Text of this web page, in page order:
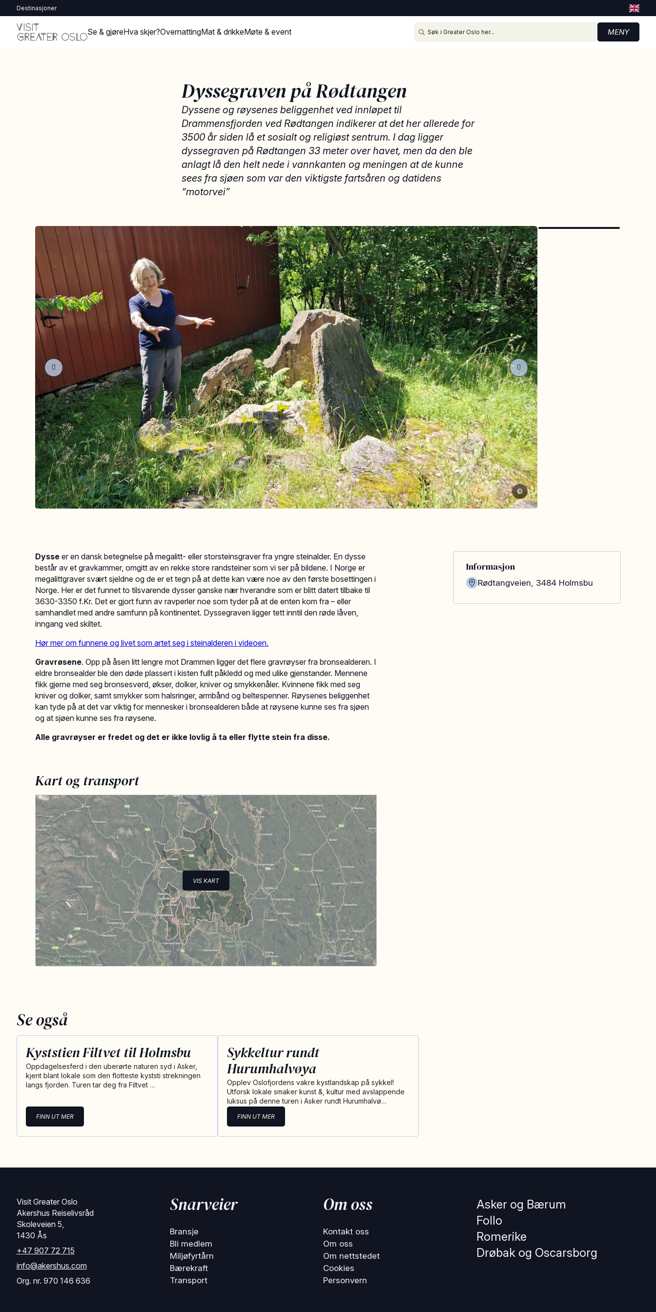
Destinasjoner
Se & gjøreHva skjer?OvernattingMat & drikkeMøte & event MENY
Dyssegraven på Rødtangen
Dyssene og røysenes beliggenhet ved innløpet til
Drammensfjorden ved Rødtangen indikerer at det her allerede for
3500 år siden lå et sosialt og religiøst sentrum. I dag ligger
dyssegraven på Rødtangen 33 meter over havet, men da den ble
anlagt lå den helt nede i vannkanten og meningen at de kunne
sees fra sjøen som var den viktigste fartsåren og datidens
“motorvei”
©
Dysse er en dansk betegnelse på megalitt- eller storsteinsgraver fra yngre steinalder. En dysse
består av et gravkammer, omgitt av en rekke store randsteiner som vi ser på bildene. I Norge er
megalittgraver svært sjeldne og de er et tegn på at dette kan være noe av den første bosettingen i
Norge. Her er det funnet to tilsvarende dysser ganske nær hverandre som er blitt datert tilbake til
3630-3350 f.Kr. Det er gjort funn av ravperler noe som tyder på at de enten kom fra – eller
samhandlet med andre samfunn på kontinentet. Dyssegraven ligger tett inntil den røde låven,
inngang ved skiltet.
Hør mer om funnene og livet som artet seg i steinalderen i videoen.
Gravrøsene. Opp på åsen litt lengre mot Drammen ligger det flere gravrøyser fra bronsealderen. I
eldre bronsealder ble den døde plassert i kisten fullt påkledd og med ulike gjenstander. Mennene
fikk gjerne med seg bronsesverd, økser, dolker, kniver og smykkenåler. Kvinnene fikk med seg
kniver og dolker, samt smykker som halsringer, armbånd og beltespenner. Røysenes beliggenhet
kan tyde på at det var viktig for mennesker i bronsealderen både at røysene kunne ses fra sjøen
og at sjøen kunne ses fra røysene.
Alle gravrøyser er fredet og det er ikke lovlig å ta eller flytte stein fra disse.
Kart og transport
VIS KART
Informasjon
Rødtangveien, 3484 Holmsbu
Se også
Kyststien Filtvet til Holmsbu
Oppdagelsesferd i den uberørte naturen syd i Asker,
kjent blant lokale som den flotteste kyststi strekningen
langs fjorden. Turen tar deg fra Filtvet …
FINN UT MER
Sykkeltur rundt
Hurumhalvøya
Opplev Oslofjordens vakre kystlandskap på sykkel!
Utforsk lokale smaker kunst &, kultur med avslappende
luksus på denne turen i Asker rundt Hurumhalvø…
FINN UT MER
Visit Greater Oslo
Akershus Reiselivsråd
Skoleveien 5,
1430 Ås
+47 907 72 715
info@akershus.com
Org. nr. 970 146 636
Snarveier
Bransje
Bli medlem
Miljøfyrtårn
Bærekraft
Transport
Om oss
Kontakt oss
Om oss
Om nettstedet
Cookies
Personvern
Asker og Bærum
Follo
Romerike
Drøbak og Oscarsborg